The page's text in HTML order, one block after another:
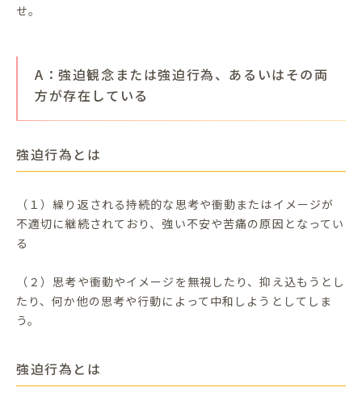
せ。
A：強迫観念または強迫行為、あるいはその両
方が存在している
強迫行為とは
（１）繰り返される持続的な思考や衝動またはイメージが
不適切に継続されており、強い不安や苦痛の原因となってい
る
（２）思考や衝動やイメージを無視したり、抑え込もうとし
たり、何か他の思考や行動によって中和しようとしてしま
う。
強迫行為とは